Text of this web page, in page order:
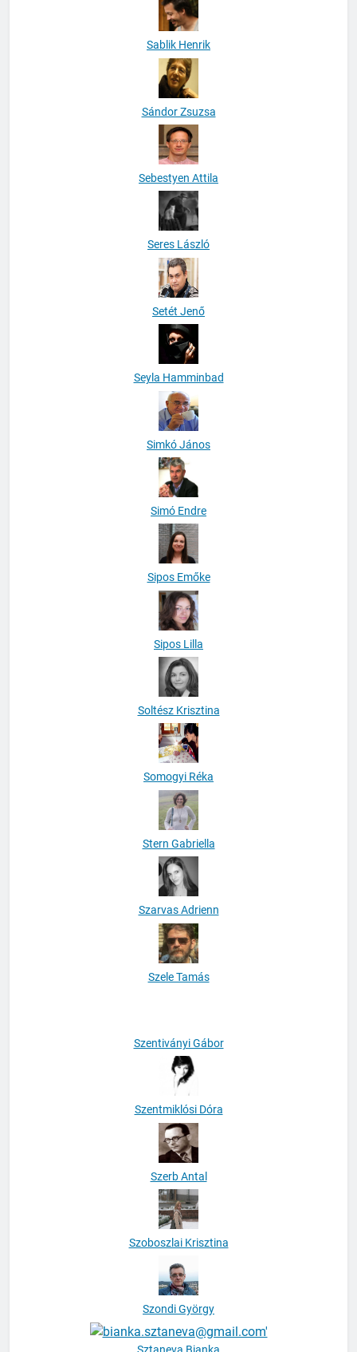
Sablik Henrik
Sándor Zsuzsa
Sebestyen Attila
Seres László
Setét Jenő
Seyla Hamminbad
Simkó János
Simó Endre
Sipos Emőke
Sipos Lilla
Soltész Krisztina
Somogyi Réka
Stern Gabriella
Szarvas Adrienn
Szele Tamás
Szentmiklósi Dóra
Szerb Antal
Szoboszlai Krisztina
Szondi György